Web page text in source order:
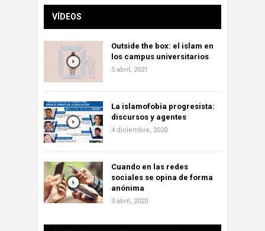
VÍDEOS
Outside the box: el islam en
los campus universitarios
5 abril, 2021
La islamofobia progresista:
discursos y agentes
4 diciembre, 2020
Cuando en las redes
sociales se opina de forma
anónima
3 abril, 2020